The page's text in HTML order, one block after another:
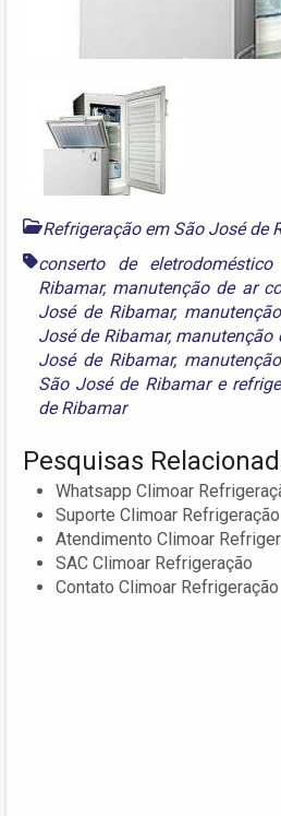
Refrigeração em São José de
conserto de
Ribamar, manutenção de ar
José de Ribamar,
José de Ribamar, manutenção
José de Ribamar,
São José de Ribamare
de Ribamar
Pesquisas
Whatsapp Climoar
Suporte Climoar Refrigeração
Atendimento Climoar
SAC Climoar Refrigeração
Contato Climoar Refrigeração